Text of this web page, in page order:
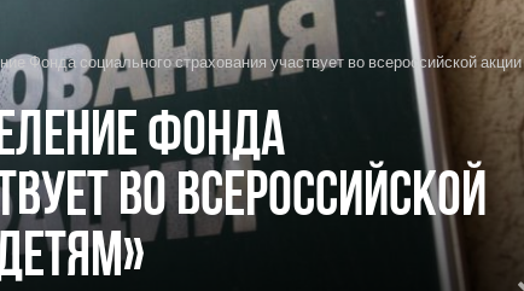
Фонда социального страхования участвует во всероссийской акции
Фонда
во всероссийской